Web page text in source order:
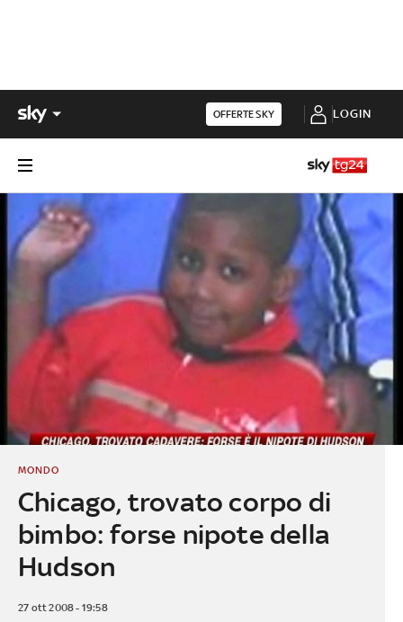
OFFERTE SKY LOGIN
Chicago, trovato corpo di
bimbo: forse nipote della
Hudson
MONDO
27 ott 2008 - 19:58